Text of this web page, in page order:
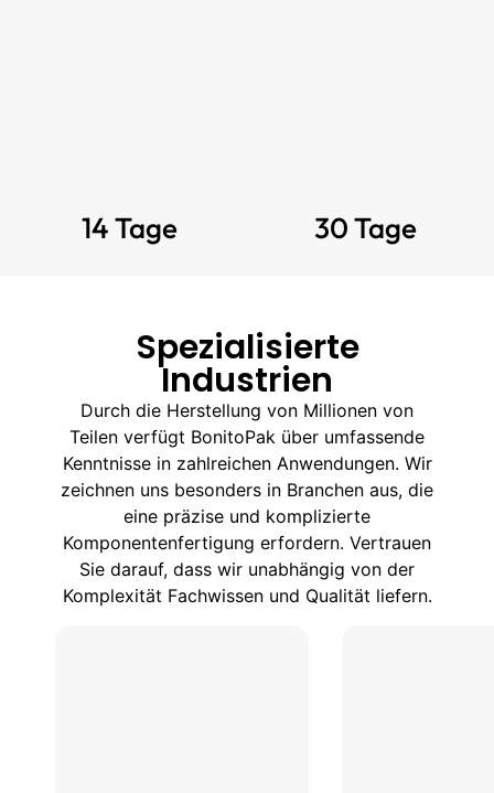
14 Tage 30 Tage
Spezialisierte
Industrien
Durch die Herstellung von Millionen von
Teilen verfügt BonitoPak über umfassende
Kenntnisse in zahlreichen Anwendungen. Wir
zeichnen uns besonders in Branchen aus, die
eine präzise und komplizierte
Komponentenfertigung erfordern. Vertrauen
Sie darauf, dass wir unabhängig von der
Komplexität Fachwissen und Qualität liefern.